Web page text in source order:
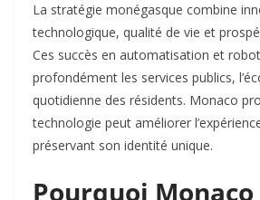
La stratégie monégasque combine
technologique, qualité de vie et
Ces succès en automatisation et
profondément les services publics,
quotidienne des résidents. Monaco
technologie peut améliorer
préservant son identité unique.​
Pourquoi Monaco